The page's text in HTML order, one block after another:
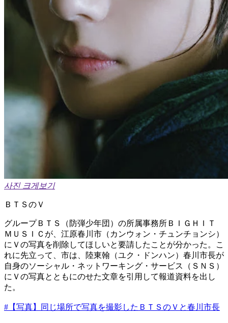
사진 크게보기
ＢＴＳのＶ
グループＢＴＳ（防弾少年団）の所属事務所ＢＩＧＨＩＴ
ＭＵＳＩＣが、江原春川市（カンウォン・チュンチョンシ）
にＶの写真を削除してほしいと要請したことが分かった。こ
れに先立って、市は、陸東翰（ユク・ドンハン）春川市長が
自身のソーシャル・ネットワーキング・サービス（ＳＮＳ）
にＶの写真とともにのせた文章を引用して報道資料を出し
た。
#【写真】同じ場所で写真を撮影したＢＴＳのＶと春川市長